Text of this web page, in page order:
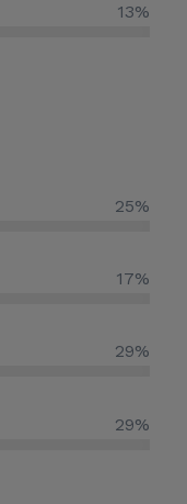
13%
25%
17%
29%
29%